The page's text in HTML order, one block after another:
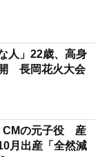
人」22歳、高身
長岡花火大会
CMの元子役 産
月出産「全然減